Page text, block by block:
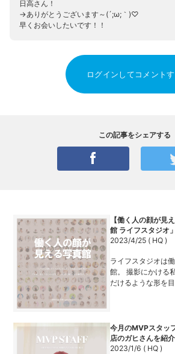
日高さん！
→ありがとうございます～(´;ω;｀)♡
早くお会いしたいです！！
ログインしてコメント
この記事をシェアする
【働く人の顔が見
館 ライフスタジオ
2023/4/25 ( HQ )
ライフスタジオは
館。 撮影にかける
だけるような形を目
今月のMVPスタッ
店のガヒさんを紹介
2023/1/6 ( HQ )